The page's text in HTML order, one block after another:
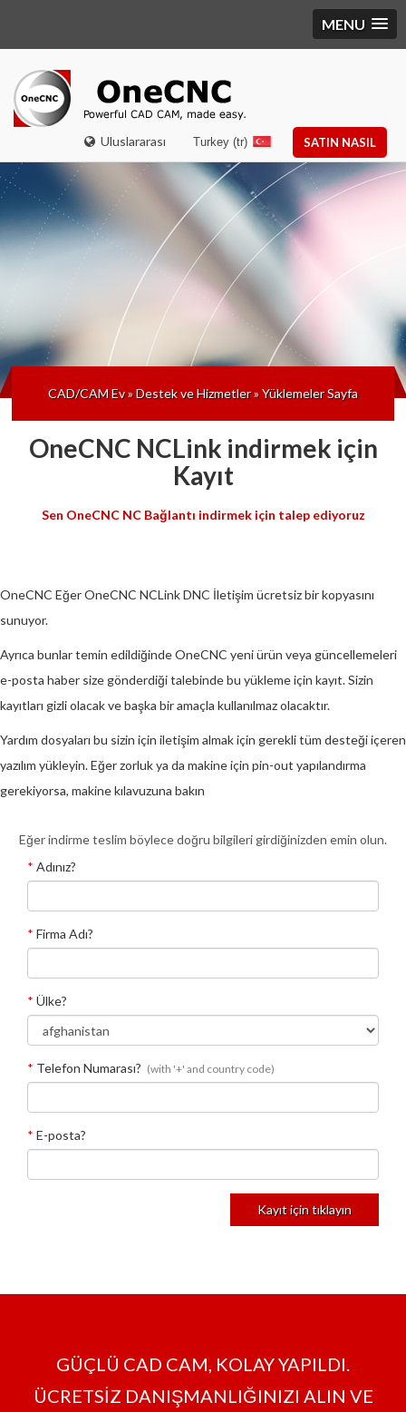
MENU
Uluslararası SATIN NASIL
Turkey (tr)
CAD/CAM Ev»Destek ve Hizmetler»Yüklemeler Sayfa
OneCNC NCLink indirmek için
Kayıt
Sen OneCNC NC Bağlantı indirmek için talep ediyoruz
OneCNC Eğer OneCNC NCLink DNC İletişim ücretsiz bir kopyasını
sunuyor.
Ayrıca bunlar temin edildiğinde OneCNC yeni ürün veya güncellemeleri
e-posta haber size gönderdiği talebinde bu yükleme için kayıt. Sizin
kayıtları gizli olacak ve başka bir amaçla kullanılmaz olacaktır.
Yardım dosyaları bu sizin için iletişim almak için gerekli tüm desteği içeren
yazılım yükleyin. Eğer zorluk ya da makine için pin-out yapılandırma
gerekiyorsa, makine kılavuzuna bakın
Eğer indirme teslim böylece doğru bilgileri girdiğinizden emin olun.
* Adınız?
* Firma Adı?
* Ülke?
* Telefon Numarası? (with '+' and country code)
* E-posta?
GÜÇLÜ CAD CAM, KOLAY YAPILDI.
ÜCRETSİZ DANIŞMANLIĞINIZI ALIN VE